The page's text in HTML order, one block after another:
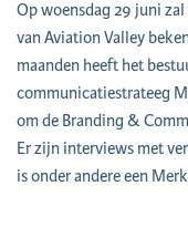
Op woensdag 29 juni
van Aviation Valley
maanden heeft het
communicatiestrateeg
om de Branding &
Er zijn interviews met
is onder andere een